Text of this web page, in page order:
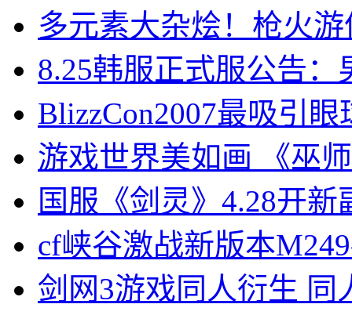
多元素大杂烩！枪火
8.25韩服正式服公告：
BlizzCon2007最吸引眼
游戏世界美如画 《巫
国服《剑灵》4.28开新
cf峡谷激战新版本
剑网3游戏同人衍生 同